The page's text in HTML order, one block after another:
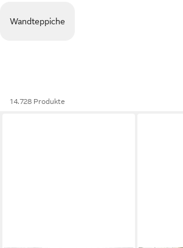
Wandteppiche
14.728 Produkte